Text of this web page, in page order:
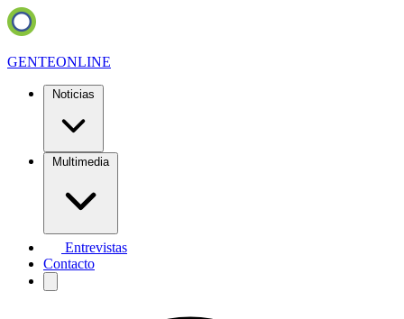
GENTEONLINE
Noticias
Multimedia
Entrevistas
Contacto